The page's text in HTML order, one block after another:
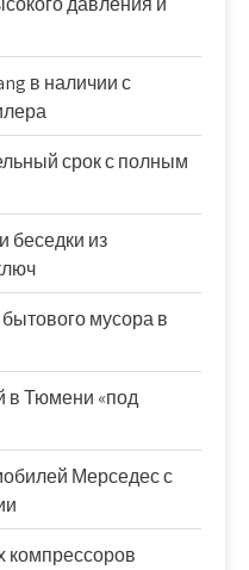
в наличии с
срок с полным
беседки из
мусора в
в Тюмени «под
Мерседес с
компрессоров